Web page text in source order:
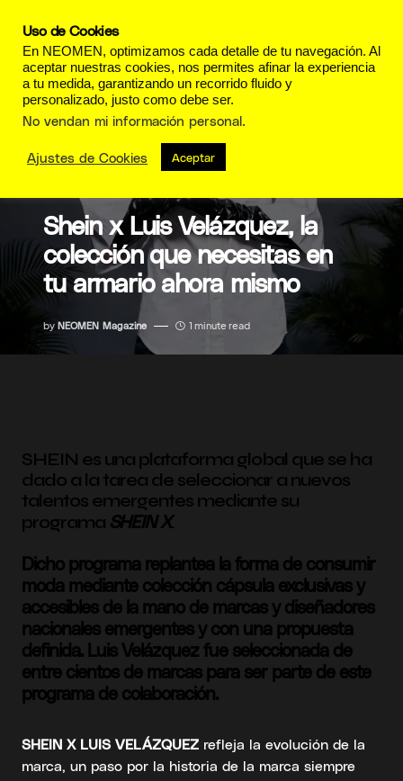
Shein x Luis Velázquez, la
colección que necesitas en
tu armario ahora mismo
by NEOMEN Magazine 1 minute read
SHEIN es una plataforma global que se ha
dado a la tarea de seleccionar a nuevos
talentos emergentes mediante su
programa SHEIN X.
Dicho programa replantea la forma de consumir
moda mediante colección cápsula exclusivas y
accesibles de la mano de marcas y diseñadores
nacionales emergentes y con una propuesta
definida. Luis Velázquez fue seleccionada de
entre cientos de marcas para ser parte de este
programa de colaboración.
SHEIN X LUIS VELÁZQUEZ refleja la evolución de la
marca, un paso por la historia de la marca siempre
Uso de Cookies
En NEOMEN, optimizamos cada detalle de tu navegación. Al
aceptar nuestras cookies, nos permites afinar la experiencia
a tu medida, garantizando un recorrido fluido y
personalizado, justo como debe ser.
No vendan mi información personal.
Ajustes de Cookies Aceptar